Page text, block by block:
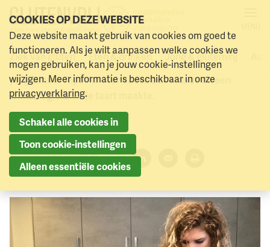
Naar menu Naar hoofdinhoud
Ziek van gluten Eten & drinken Jong & glutenvrij
Jarno’s glutenvrij taart
Vorige week berichtten we over Jarno die in het tv-
programma Topdoks over coeliakie vertelde en een
lekkere, glutenvrije taart maakte.
13 december 2023
Deel dit artikel:
Facebook
Twitter
COOKIES OP DEZE WEBSITE
Deze website maakt gebruik van cookies om goed te
functioneren. Als je wilt aanpassen welke cookies we
mogen gebruiken, kan je jouw cookie-instellingen
wijzigen. Meer informatie is beschikbaar in onze
privacyverklaring.
Schakel alle cookies in
Toon cookie-instellingen
Alleen essentiële cookies